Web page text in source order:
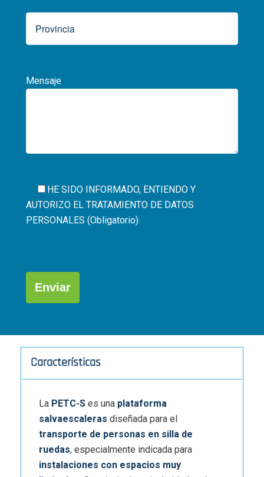
Mensaje
HE SIDO INFORMADO, ENTIENDO Y
AUTORIZO EL TRATAMIENTO DE DATOS
PERSONALES (Obligatorio)
deja
Características
La PETC-Ses una plataforma
salvaescaleras diseñada para el
transporte de personas en silla de
ruedas, especialmente indicada para
instalaciones con espacios muy